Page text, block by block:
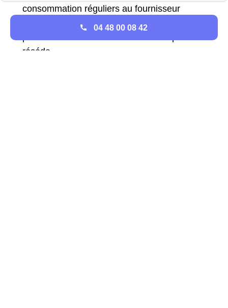
consommation réguliers au fournisseur
d'énergie, ce qui permet une facturation plus
réséda.
04 48 00 08 42